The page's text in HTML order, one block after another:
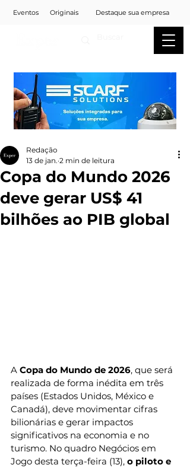
Eventos Originais Destaque sua empresa
Copa do Mundo 2026
deve gerar US$ 41
bilhões ao PIB global
Redação
13 de jan. 2 min de leitura
A Copa do Mundo de 2026, que será
realizada de forma inédita em três
países (Estados Unidos, México e
Canadá), deve movimentar cifras
bilionárias e gerar impactos
significativos na economia e no
turismo. No quadro Negócios em
Jogo desta terça-feira (13), o piloto e